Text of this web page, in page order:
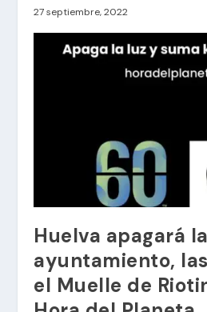
27 septiembre, 2022
Huelva apagará
ayuntamiento,
el Muelle de